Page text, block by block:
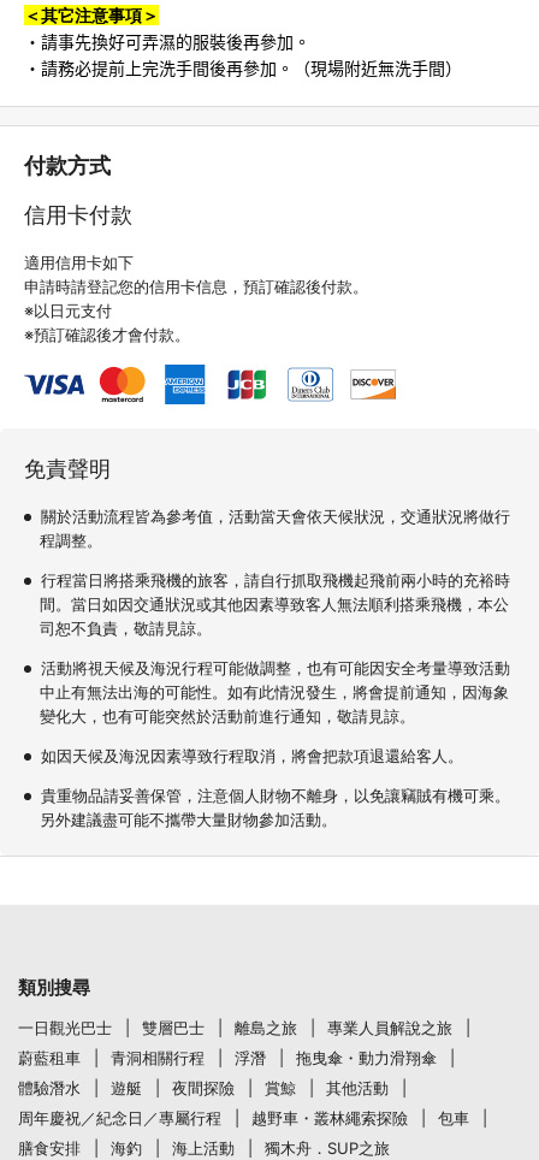
＜其它注意事項＞
・請事先換好可弄濕的服裝後再參加。
・請務必提前上完洗手間後再參加。（現場附近無洗手間）
付款方式
信用卡付款
適用信用卡如下
申請時請登記您的信用卡信息，預訂確認後付款。
※以日元支付
※預訂確認後才會付款。
免責聲明
關於活動流程皆為參考值，活動當天會依天候狀況，交通狀況將做行
程調整。
行程當日將搭乘飛機的旅客，請自行抓取飛機起飛前兩小時的充裕時
間。當日如因交通狀況或其他因素導致客人無法順利搭乘飛機，本公
司恕不負責，敬請見諒。
活動將視天候及海況行程可能做調整，也有可能因安全考量導致活動
中止有無法出海的可能性。如有此情況發生，將會提前通知，因海象
變化大，也有可能突然於活動前進行通知，敬請見諒。
如因天候及海況因素導致行程取消，將會把款項退還給客人。
貴重物品請妥善保管，注意個人財物不離身，以免讓竊賊有機可乘。
另外建議盡可能不攜帶大量財物參加活動。
類別搜尋
一日觀光巴士 雙層巴士 離島之旅
專業人員解說之旅
蔚藍租車
青洞相關行程 浮潛
拖曳傘・動力滑翔傘
體驗潛水
遊艇 夜間探險 賞鯨
其他活動
周年慶祝／紀念日／專屬行程
越野車・叢林繩索探險
包車
膳食安排
海釣 海上活動 獨木舟．SUP之旅